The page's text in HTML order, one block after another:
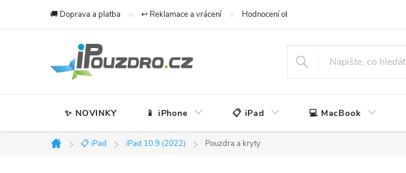
🚚 Doprava a platba ↩️ Reklamace a vrácení Hodnocení obchodu
✨ NOVINKY 📱 iPhone 📋 iPad 💻 MacBook
Domů
📋 iPad iPad 10.9 (2022) Pouzdra a kryty